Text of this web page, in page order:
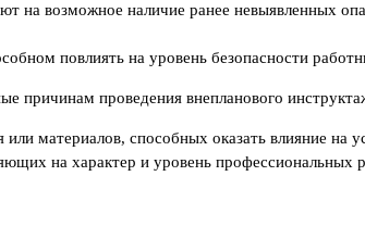
на возможное наличие ранее невыявленных
повлиять на уровень безопасности
причинам проведения внепланового
материалов, способных оказать влияние на
на характер и уровень профессиональных